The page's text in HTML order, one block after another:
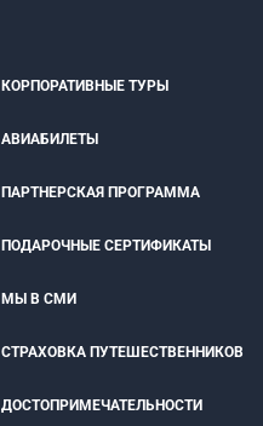
КОРПОРАТИВНЫЕ ТУРЫ
АВИАБИЛЕТЫ
ПАРТНЕРСКАЯ ПРОГРАММА
ПОДАРОЧНЫЕ СЕРТИФИКАТЫ
МЫ В СМИ
СТРАХОВКА ПУТЕШЕСТВЕННИКОВ
ДОСТОПРИМЕЧАТЕЛЬНОСТИ